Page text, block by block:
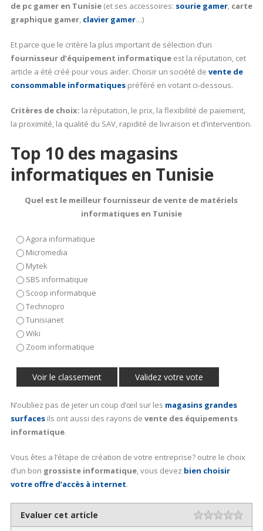
de pc gamer en Tunisie(et ses accessoires: sourie gamer, carte
graphique gamer, clavier gamer…)
Et parce que le critère la plus important de sélection d’un
fournisseur d’équipement informatiqueest la réputation, cet
article a été créé pour vous aider. Choisir un société de vente de
consommable informatiquespréféré en votant ci-dessous.
Critères de choix: la réputation, le prix, la flexibilité de paiement,
la proximité, la qualité du SAV, rapidité de livraison et d’intervention.
Top 10 des magasins
informatiques en Tunisie
Quel est le meilleur fournisseur de vente de matériels
informatiques en Tunisie
Agora informatique
Micromedia
Mytek
SBS informatique
Scoop informatique
Technopro
Tunisianet
Wiki
Zoom informatique
N’oubliez pas de jeter un coup d’œil sur les magasins grandes
surfacesils ont aussi des rayons de vente des équipements
informatique.
Vous êtes a l’étape de création de votre entreprise? outre le choix
d’un bon grossiste informatique, vous devez bien choisir
votre offre d’accès à internet.
Evaluer cet article Rating